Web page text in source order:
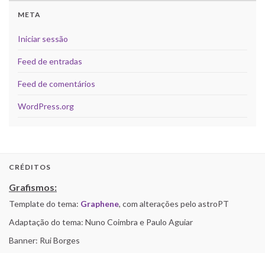
META
Iniciar sessão
Feed de entradas
Feed de comentários
WordPress.org
CRÉDITOS
Grafismos:
Template do tema: Graphene, com alterações pelo astroPT
Adaptação do tema: Nuno Coimbra e Paulo Aguiar
Banner: Rui Borges